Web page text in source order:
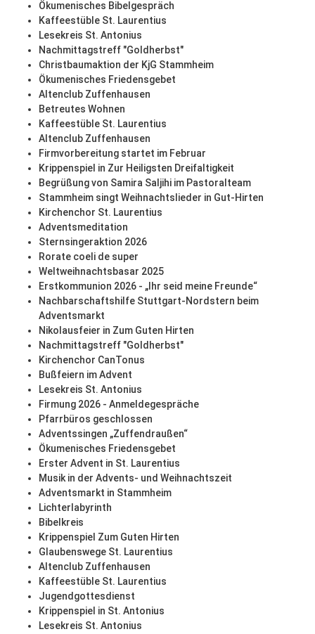
Ökumenisches Bibelgespräch
Kaffeestüble St. Laurentius
Lesekreis St. Antonius
Nachmittagstreff "Goldherbst"
Christbaumaktion der KjG Stammheim
Ökumenisches Friedensgebet
Altenclub Zuffenhausen
Betreutes Wohnen
Kaffeestüble St. Laurentius
Altenclub Zuffenhausen
Firmvorbereitung startet im Februar
Krippenspiel in Zur Heiligsten Dreifaltigkeit
Begrüßung von Samira Saljihi im Pastoralteam
Stammheim singt Weihnachtslieder in Gut-Hirten
Kirchenchor St. Laurentius
Adventsmeditation
Sternsingeraktion 2026
Rorate coeli de super
Weltweihnachtsbasar 2025
Erstkommunion 2026 - „Ihr seid meine Freunde“
Nachbarschaftshilfe Stuttgart-Nordstern beim
Adventsmarkt
Nikolausfeier in Zum Guten Hirten
Nachmittagstreff "Goldherbst"
Kirchenchor CanTonus
Bußfeiern im Advent
Lesekreis St. Antonius
Firmung 2026 - Anmeldegespräche
Pfarrbüros geschlossen
Adventssingen „Zuffendraußen“
Ökumenisches Friedensgebet
Erster Advent in St. Laurentius
Musik in der Advents- und Weihnachtszeit
Adventsmarkt in Stammheim
Lichterlabyrinth
Bibelkreis
Krippenspiel Zum Guten Hirten
Glaubenswege St. Laurentius
Altenclub Zuffenhausen
Kaffeestüble St. Laurentius
Jugendgottesdienst
Krippenspiel in St. Antonius
Lesekreis St. Antonius